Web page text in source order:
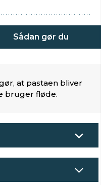
Sådan gør du
at pastaen bliver
bruger fløde.